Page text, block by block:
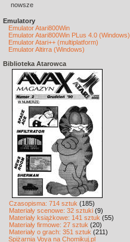
nowsze
Emulatory
Emulator Atari800Win
Emulator Atari800Win PLus 4.0 (Windows)
Emulator Atari++ (multiplatform)
Emulator Altirra (Windows)
Biblioteka Atarowca
Czasopisma: 714 sztuk (185)
Materiały scenowe: 32 sztuki (9)
Materiały książkowe: 141 sztuk (55)
Materiały firmowe: 27 sztuk (20)
Materiały o grach: 351 sztuk (211)
Spiżarnia Voya na Chomikuj.pl